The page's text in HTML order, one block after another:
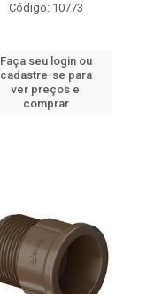
Código: 10773
Faça seu login ou
cadastre-se para
ver preços e
comprar